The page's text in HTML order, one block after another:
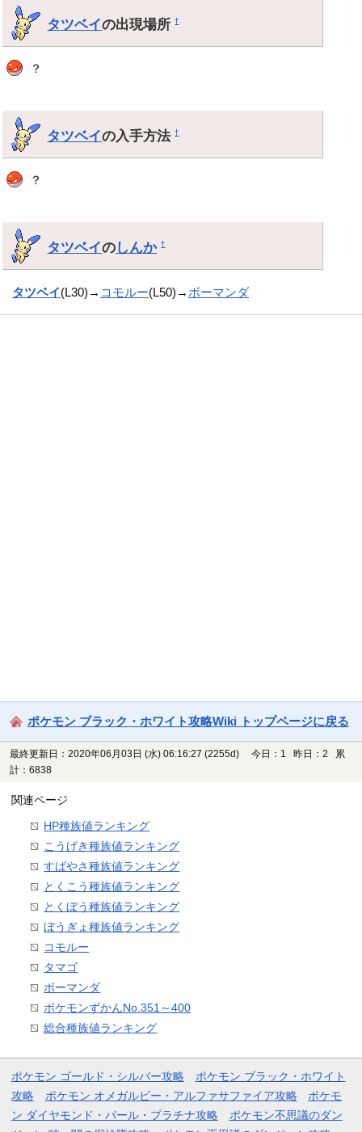
タツベイの出現場所†
？
タツベイの入手方法†
？
タツベイのしんか †
タツベイ(L30)→ コモルー(L50)→ ボーマンダ
ポケモン ブラック・ホワイト攻略Wiki トップページに戻る
最終更新日：2020年06月03日 (水) 06:16:27 (2255d)
今日：1 昨日：2 累
計：6838
関連ページ
HP種族値ランキング
こうげき種族値ランキング
すばやさ種族値ランキング
とくこう種族値ランキング
とくぼう種族値ランキング
ぼうぎょ種族値ランキング
コモルー
タマゴ
ボーマンダ
ポケモンずかんNo.351～400
総合種族値ランキング
ポケモン ゴールド・シルバー攻略
ポケモン ブラック・ホワイト
攻略
ポケモン オメガルビー・アルファサファイア攻略
ポケモ
ン ダイヤモンド・パール・プラチナ攻略
ポケモン不思議のダン